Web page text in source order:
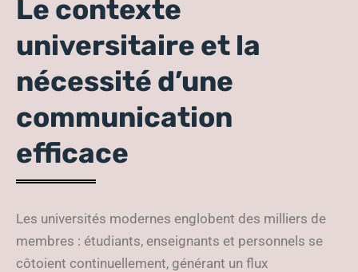
Le contexte
universitaire et la
nécessité d’une
communication
efficace
Les universités modernes englobent des milliers de
membres : étudiants, enseignants et personnels se
côtoient continuellement, générant un flux